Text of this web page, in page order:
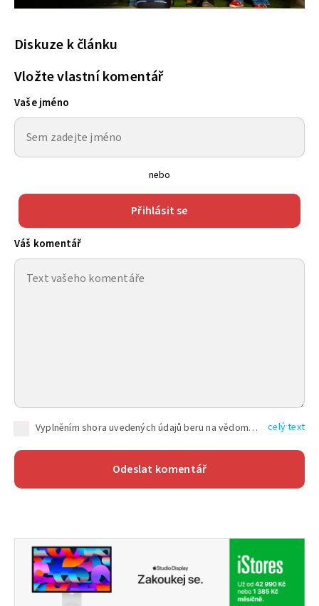
Diskuze k článku
Vložte vlastní komentář
Vaše jméno
nebo
Přihlásit se
Váš komentář
Vyplněním shora uvedených údajů beru na vědomí, že společnost TEXT FACTORY s.r.o., sídlem Brno, Durďákova 336/29, Černá Pole, PSČ: 613 00, IČ: 06157831, zapsané u Krajského soudu v Brně, oddíl C, vložka 100399, bude zpracovávat mé osobní údaje uvedené v rámci mnou vyplněného registračního formuláře na základě oprávněných zájmů TEXT FACTORY s.r.o. dle čl. 6 odst. 1 písm. f) GDPR a pro splnění právních povinností (čl. 6 odst. 1 písm. c) GDPR), a to pro tyto účely: nezbytnost zajistit oprávnění návštěvníka webových stránek provozovaných společností TEXT FACTORY s.r.o. přispívat aktivně ke zveřejněným článkům nebo v rámci diskusních fór a výkon práv TEXT FACTORY s.r.o. jako administrátora těchto diskusních fór. Více informací o zpracování osobních údajů a právech lze nalézt v celý text